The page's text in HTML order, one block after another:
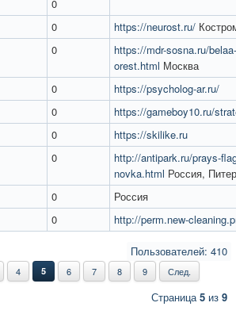
0
0 https://neurost.ru/
0
https://mdr-sosna.ru/
orest.html Москва
0
https://psycholog-ar.ru/
0
https://gameboy10.ru/
0
https://skilike.ru
0
http://antipark.ru/prays-
novka.html Россия, Питер
0
Россия
0 http://perm.new-
Пользователей: 410
4 5 6 7 8 9 След.
Страница5 из 9